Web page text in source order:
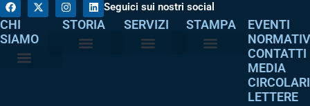
Seguici sui nostri social
CHI
SIAMO
STORIA SERVIZI STAMPA
EVENTI
CONTATTI
MEDIA
CIRCOLARI
LETTERE